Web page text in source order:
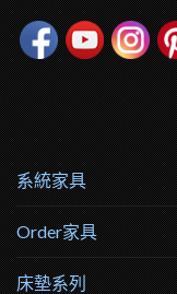
系統家具
Order家具
床墊系列